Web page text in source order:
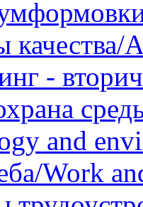
-
and
Work